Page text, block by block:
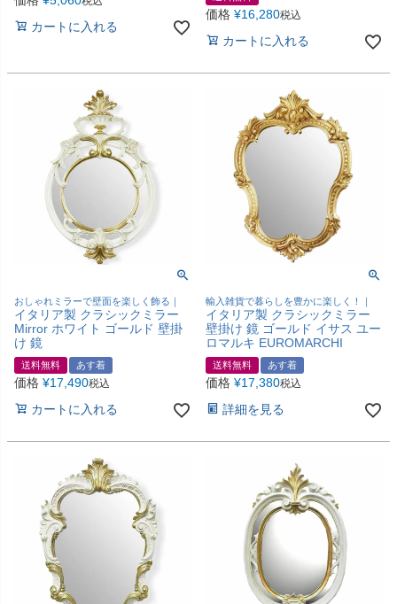
カートに入れる
価格 ¥16,280税込
カートに入れる
おしゃれミラーで壁面を楽しく飾る｜
イタリア製 クラシックミラー
Mirror ホワイト ゴールド 壁掛
け 鏡
送料無料 あす着
価格 ¥17,490税込
カートに入れる
輸入雑貨で暮らしを豊かに楽しく！｜
イタリア製 クラシックミラー
壁掛け 鏡 ゴールド イサス ユー
ロマルキ EUROMARCHI
送料無料 あす着
価格 ¥17,380税込
詳細を見る